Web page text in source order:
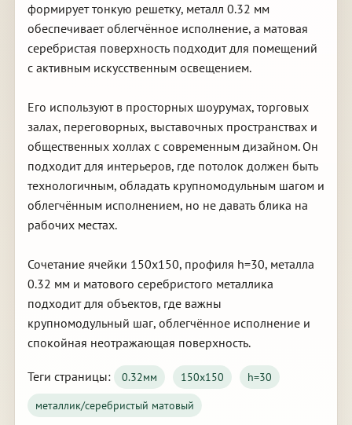
формирует тонкую решетку, металл 0.32 мм
обеспечивает облегчённое исполнение, а матовая
серебристая поверхность подходит для помещений
с активным искусственным освещением.
Его используют в просторных шоурумах, торговых
залах, переговорных, выставочных пространствах и
общественных холлах с современным дизайном. Он
подходит для интерьеров, где потолок должен быть
технологичным, обладать крупномодульным шагом и
облегчённым исполнением, но не давать блика на
рабочих местах.
Сочетание ячейки 150х150, профиля h=30, металла
0.32 мм и матового серебристого металлика
подходит для объектов, где важны
крупномодульный шаг, облегчённое исполнение и
спокойная неотражающая поверхность.
Теги страницы: 0.32мм 150х150
h=30
металлик/серебристый матовый